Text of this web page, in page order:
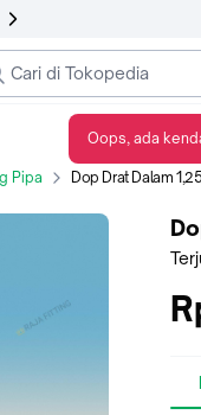
1 1/4"
Pipa Dop Drat Dalam
Oops, ada